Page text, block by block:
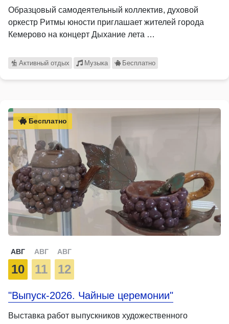
Образцовый самодеятельный коллектив, духовой
оркестр Ритмы юности приглашает жителей города
Кемерово на концерт Дыхание лета …
Активный отдых Музыка Бесплатно
Бесплатно
АВГ
10
АВГ
11
АВГ
12
"Выпуск-2026. Чайные церемонии"
Выставка работ выпускников художественного